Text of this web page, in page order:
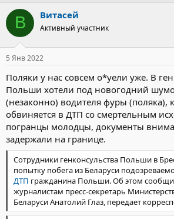
В Витасей
Активный участник
5 Янв 2022
Поляки у нас совсем о*уели уже. В
Польши хотели под новогодний
(незаконно) водителя фуры (поляка),
обвиняется в ДТП со смертельным
погранцы молодцы, документы
задержали на границе.
Сотрудники генконсульства Польши в
попытку побега из Беларуси
ДТП гражданина Польши. Об этом
журналистам пресс-секретарь
Беларуси Анатолий Глаз, передает